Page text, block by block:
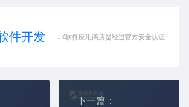
件开发 JK软件应用商店是经过官方安全认证，保障
下一篇：